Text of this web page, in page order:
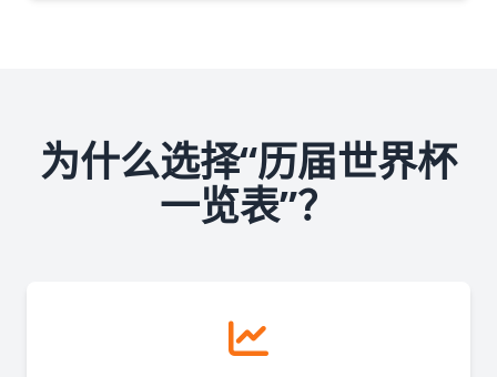
为什么选择“历届世界杯
一览表”？